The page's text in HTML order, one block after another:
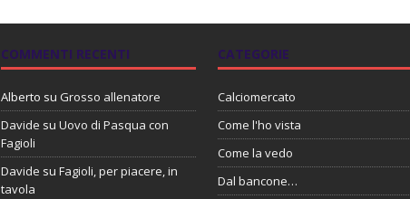
COMMENTI RECENTI
Alberto su Grosso allenatore
Davide suUovo di Pasqua con
Fagioli
Davide suFagioli, per piacere, in
tavola
CATEGORIE
Calciomercato
Come l'ho vista
Come la vedo
Dal bancone…